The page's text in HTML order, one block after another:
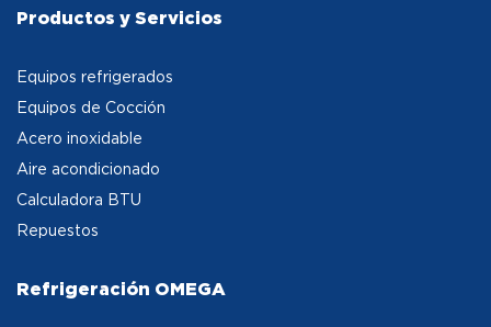
Productos y Servicios
Equipos refrigerados
Equipos de Cocción
Acero inoxidable
Aire acondicionado
Calculadora BTU
Repuestos
Refrigeración OMEGA